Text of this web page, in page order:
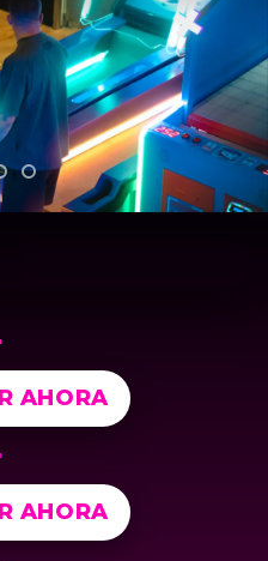
AHORA
AHORA